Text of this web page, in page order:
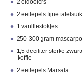
2 eidooiers
2 eetlepels fijne
1 vanillestokjes
250-300 gram
1,5 deciliter sterke
koffie
2 eetlepels Marsala